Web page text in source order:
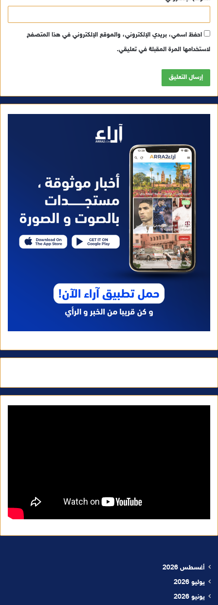
احفظ اسمي، بريدي الإلكتروني، والموقع الإلكتروني في هذا المتصفح
لاستخدامها المرة المقبلة في تعليقي.
أغسطس 2026
يوليو 2026
يونيو 2026